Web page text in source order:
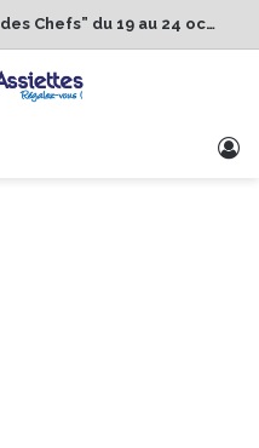
1er Édition de “La Semaine des Chefs” du 19 au 24 octobre 2026